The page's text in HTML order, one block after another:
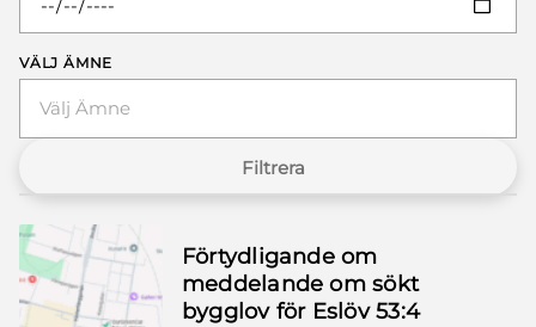
VÄLJ ÄMNE
Välj Ämne
Filtrera
Förtydligande om
meddelande om sökt
bygglov för Eslöv 53:4